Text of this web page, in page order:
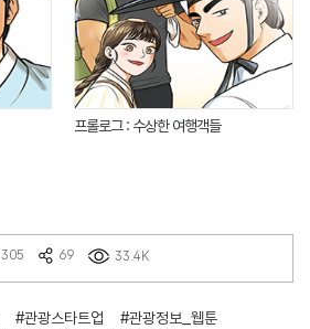
프롤로그 : 수상한 여행객들
305 69 33.4K
#관광스타트업
#관광정보_웹툰